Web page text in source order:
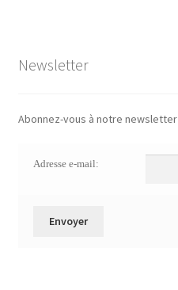
Newsletter
Abonnez-vous à notre newsletter
Adresse e-mail: